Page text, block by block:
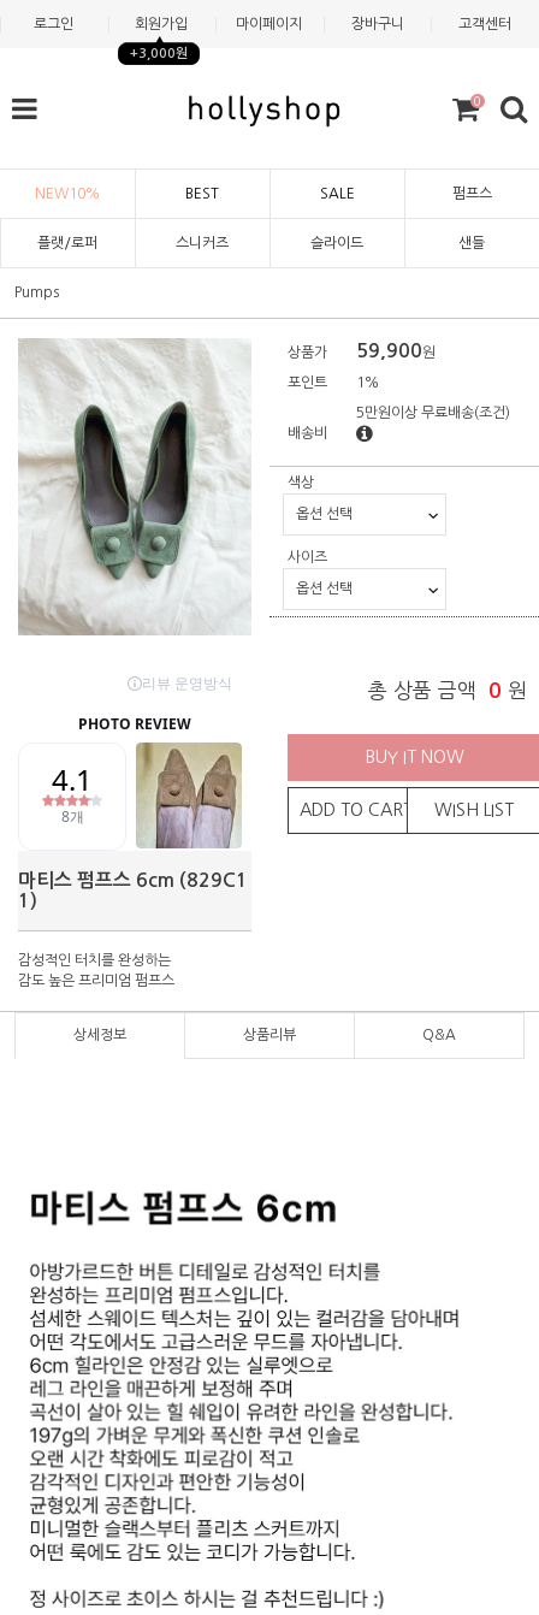
로그인 회원가입
+3,000원
마이페이지 장바구니 고객센터
0
NEW10% BEST SALE 펌프스
플랫/로퍼 스니커즈 슬라이드 샌들
Pumps
마티스 펌프스 6cm (829C1
1)
감성적인 터치를 완성하는
감도 높은 프리미엄 펌프스
상품가 59,900원
포인트 1%
배송비
5만원이상 무료배송(조건)
색상
사이즈
총 상품 금액 0 원
BUY IT NOW
ADD TO CART WISH LIST
상세정보 상품리뷰 Q&A